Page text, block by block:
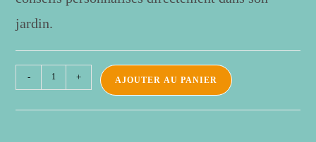
jardin.
- + AJOUTER AU PANIER